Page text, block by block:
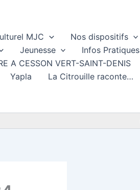
MJC
Nos dispositifs
Jeunesse
Infos Pratiques
A CESSON VERT-SAINT-DENIS
Yapla La Citrouille raconte…